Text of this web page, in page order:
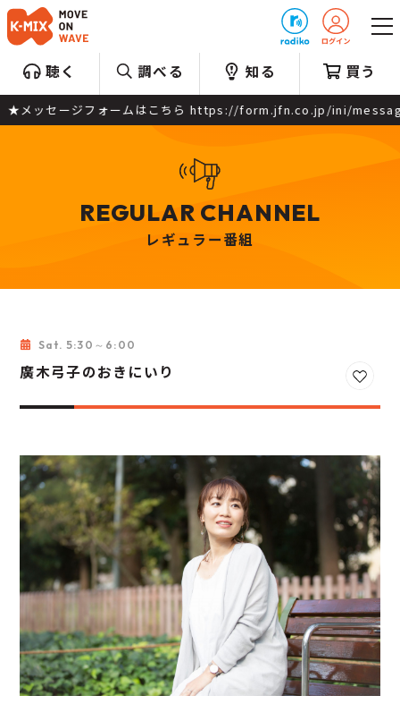
聴く 調べる 知る 買う
★メッセージフォームはこちら https://form.jfn.co.jp/
REGULAR CHANNEL
レギュラー番組
Sat. 5:30～6:00
廣木弓子のおきにいり